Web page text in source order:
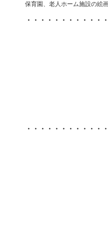
保育園、老人ホーム施設の絵
・・・・・・・・・・・
・・・・・・・・・・・